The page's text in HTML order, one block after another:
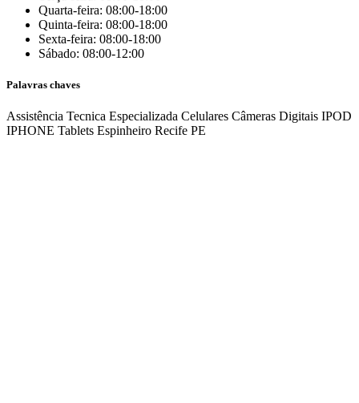
Quarta-feira: 08:00-18:00
Quinta-feira: 08:00-18:00
Sexta-feira: 08:00-18:00
Sábado: 08:00-12:00
Palavras chaves
Assistência Tecnica Especializada Celulares Câmeras Digitais IPOD
IPHONE Tablets Espinheiro Recife PE